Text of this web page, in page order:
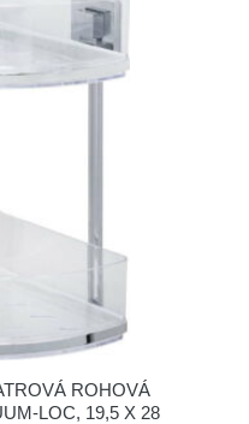
ROHOVÁ
LOC, 19,5 X 28